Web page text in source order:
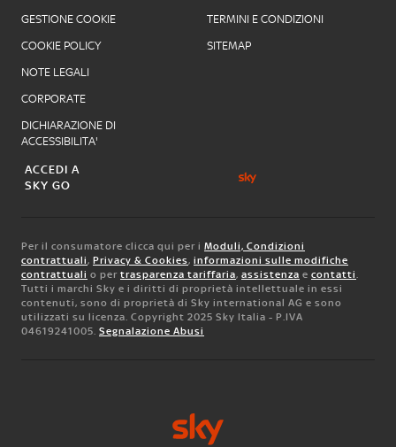
GESTIONE COOKIE
COOKIE POLICY
NOTE LEGALI
CORPORATE
DICHIARAZIONE DI
ACCESSIBILITA'
TERMINI E CONDIZIONI
SITEMAP
ACCEDI A
SKY GO
Per il consumatore clicca qui per i Moduli, Condizioni
contrattuali, Privacy & Cookies, informazioni sulle modifiche
contrattuali o per trasparenza tariffaria, assistenza e contatti.
Tutti i marchi Sky e i diritti di proprietà intellettuale in essi
contenuti, sono di proprietà di Sky international AG e sono
utilizzati su licenza. Copyright 2025 Sky Italia - P.IVA
04619241005. Segnalazione Abusi